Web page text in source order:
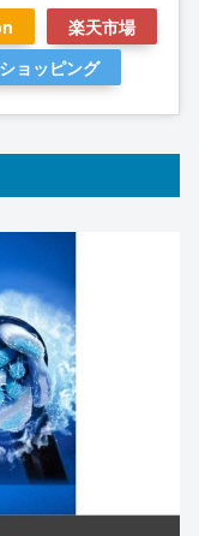
楽天市場
ョッピング